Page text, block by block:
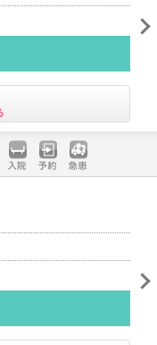
入院 予約 急患